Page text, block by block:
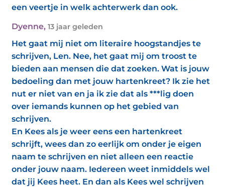
een veertje in welk achterwerk dan ook.
Dyenne, 13 jaar geleden
Het gaat mij niet om literaire hoogstandjes te
schrijven, Len. Nee, het gaat mij om troost te
bieden aan mensen die dat zoeken. Wat is jouw
bedoeling dan met jouw hartenkreet? Ik zie het
nut er niet van en ja ik zie dat als ***lig doen
over iemands kunnen op het gebied van
schrijven.
En Kees als je weer eens een hartenkreet
schrijft, wees dan zo eerlijk om onder je eigen
naam te schrijven en niet alleen een reactie
onder jouw naam. Iedereen weet inmiddels wel
dat jij Kees heet. En dan als Kees wel schrijven